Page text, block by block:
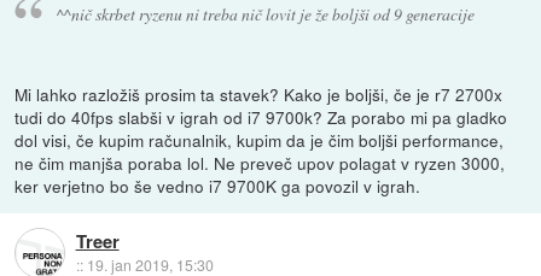
^^nič skrbet ryzenu ni treba nič lovit je že boljši od 9 generacije
Mi lahko razložiš prosim ta stavek? Kako je boljši, če je r7 2700x
tudi do 40fps slabši v igrah od i7 9700k? Za porabo mi pa gladko
dol visi, če kupim računalnik, kupim da je čim boljši performance,
ne čim manjša poraba lol. Ne preveč upov polagat v ryzen 3000,
ker verjetno bo še vedno i7 9700K ga povozil v igrah.
Treer
:: 19. jan 2019, 15:30